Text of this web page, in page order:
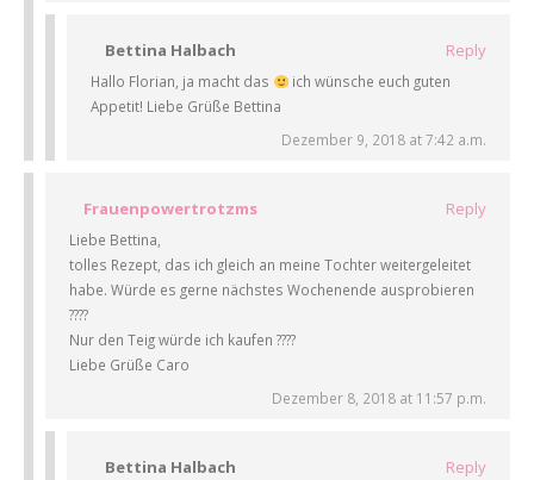
Bettina Halbach Reply
Hallo Florian, ja macht das
ich wünsche euch guten
Appetit! Liebe Grüße Bettina
Dezember 9, 2018 at 7:42 a.m.
Frauenpowertrotzms Reply
Liebe Bettina,
tolles Rezept, das ich gleich an meine Tochter weitergeleitet
habe. Würde es gerne nächstes Wochenende ausprobieren
????
Nur den Teig würde ich kaufen ????
Liebe Grüße Caro
Dezember 8, 2018 at 11:57 p.m.
Bettina Halbach Reply